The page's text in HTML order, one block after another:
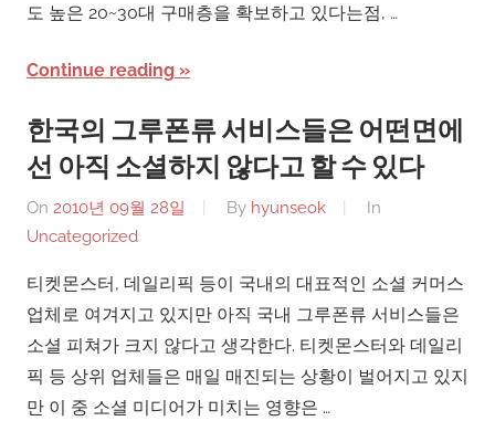
도 높은 20~30대 구매층을 확보하고 있다는점, …
Continue reading
한국의 그루폰류 서비스들은 어떤면에
선 아직 소셜하지 않다고 할 수 있다
On 2010년 09월 28일 By hyunseok
In
Uncategorized
티켓몬스터, 데일리픽 등이 국내의 대표적인 소셜 커머스
업체로 여겨지고 있지만 아직 국내 그루폰류 서비스들은
소셜 피쳐가 크지 않다고 생각한다. 티켓몬스터와 데일리
픽 등 상위 업체들은 매일 매진되는 상황이 벌어지고 있지
만 이 중 소셜 미디어가 미치는 영향은 …